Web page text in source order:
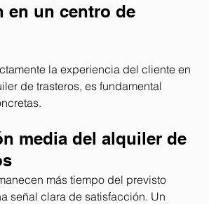
en un centro de
la experiencia del cliente en
de trasteros, es fundamental
media del alquiler de
más tiempo del previsto
señal clara de satisfacción. Un